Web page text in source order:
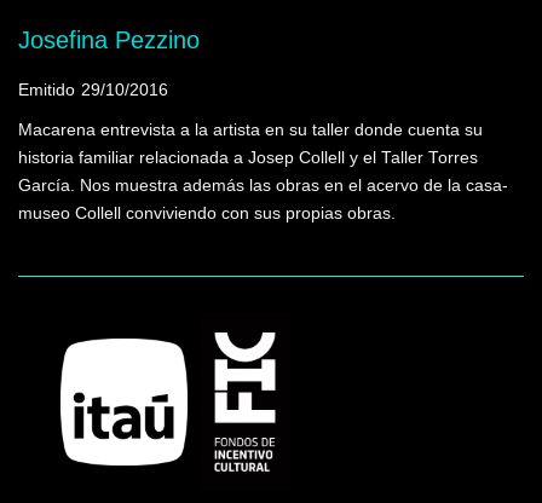
Josefina Pezzino
Emitido 29/10/2016
Macarena entrevista a la artista en su taller donde cuenta su
historia familiar relacionada a Josep Collell y el Taller Torres
García. Nos muestra además las obras en el acervo de la casa-
museo Collell conviviendo con sus propias obras.